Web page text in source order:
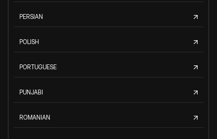
PERSIAN
POLISH
PORTUGUESE
PUNJABI
ROMANIAN